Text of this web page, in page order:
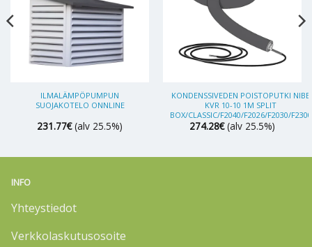
ILMALÄMPÖPUMPUN
SUOJAKOTELO ONNLINE
231.77€ (alv 25.5%)
KONDENSSIVEDEN POISTOPUTKI NIBE
KVR 10-10 1M SPLIT
BOX/CLASSIC/F2040/F2026/F2030/F2300
274.28€ (alv 25.5%)
INFO
Yhteystiedot
Verkkolaskutusosoite